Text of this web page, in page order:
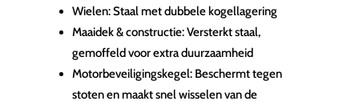
Wielen: Staal met dubbele kogellagering
Maaidek & constructie: Versterkt staal,
gemoffeld voor extra duurzaamheid
Motorbeveiligingskegel: Beschermt tegen
stoten en maakt snel wisselen van de